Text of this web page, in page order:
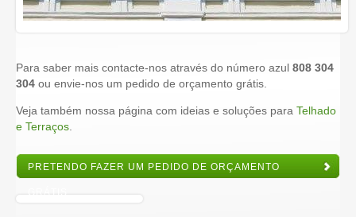
Para saber mais contacte-nos através do número azul 808 304
304 ou envie-nos um pedido de orçamento grátis.
Veja também nossa página com ideias e soluções para Telhado
e Terraços
PRETENDO FAZER UM PEDIDO DE ORÇAMENTO